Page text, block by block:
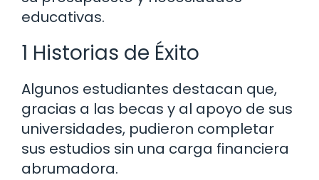
educativas.
1 Historias de Éxito
Algunos estudiantes destacan que,
gracias a las becas y al apoyo de sus
universidades, pudieron completar
sus estudios sin una carga financiera
abrumadora.